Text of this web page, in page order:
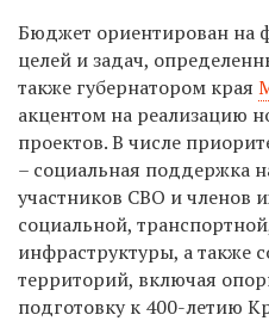
Бюджет ориентирован на
целей и задач,
также губернатором края
акцентом на реализацию
проектов. В числе
– социальная поддержка
участников СВО и членов
социальной,
инфраструктуры, а также
территорий, включая
подготовку к 400-летию